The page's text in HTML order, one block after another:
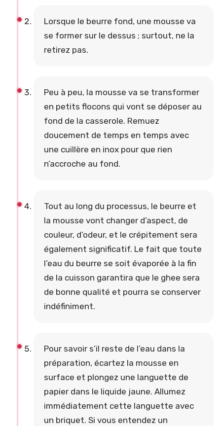
Lorsque le beurre fond, une mousse va
se former sur le dessus ; surtout, ne la
retirez pas.
Peu à peu, la mousse va se transformer
en petits flocons qui vont se déposer au
fond de la casserole. Remuez
doucement de temps en temps avec
une cuillère en inox pour que rien
n’accroche au fond.
Tout au long du processus, le beurre et
la mousse vont changer d’aspect, de
couleur, d’odeur, et le crépitement sera
également significatif. Le fait que toute
l’eau du beurre se soit évaporée à la fin
de la cuisson garantira que le ghee sera
de bonne qualité et pourra se conserver
indéfiniment.
Pour savoir s’il reste de l’eau dans la
préparation, écartez la mousse en
surface et plongez une languette de
papier dans le liquide jaune. Allumez
immédiatement cette languette avec
un briquet. Si vous entendez un